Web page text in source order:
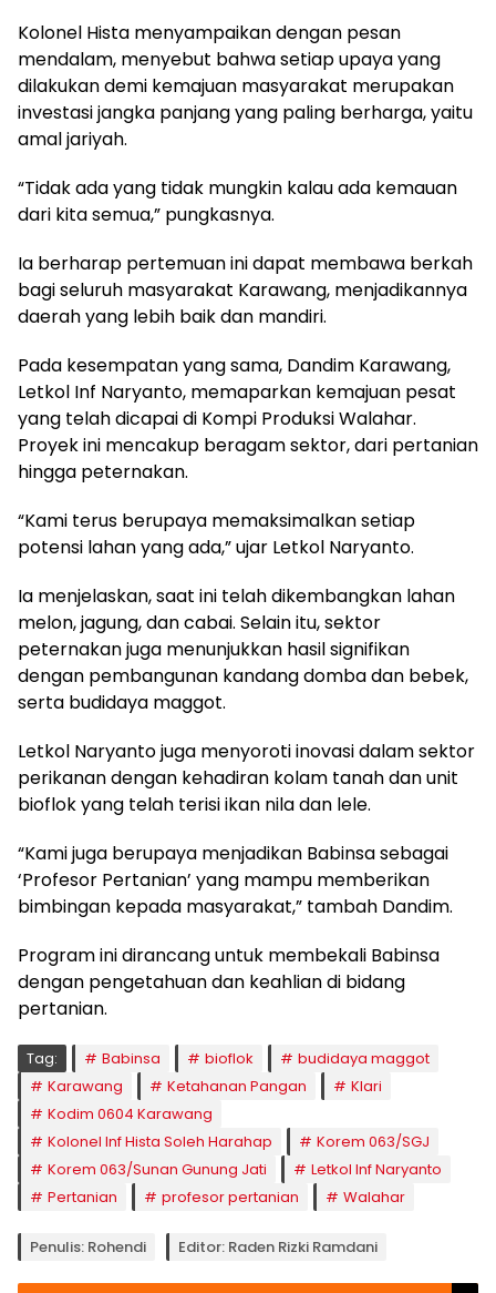
Kolonel Hista menyampaikan dengan pesan
mendalam, menyebut bahwa setiap upaya yang
dilakukan demi kemajuan masyarakat merupakan
investasi jangka panjang yang paling berharga, yaitu
amal jariyah.
“Tidak ada yang tidak mungkin kalau ada kemauan
dari kita semua,” pungkasnya.
Ia berharap pertemuan ini dapat membawa berkah
bagi seluruh masyarakat Karawang, menjadikannya
daerah yang lebih baik dan mandiri.
Pada kesempatan yang sama, Dandim Karawang,
Letkol Inf Naryanto, memaparkan kemajuan pesat
yang telah dicapai di Kompi Produksi Walahar.
Proyek ini mencakup beragam sektor, dari pertanian
hingga peternakan.
“Kami terus berupaya memaksimalkan setiap
potensi lahan yang ada,” ujar Letkol Naryanto.
Ia menjelaskan, saat ini telah dikembangkan lahan
melon, jagung, dan cabai. Selain itu, sektor
peternakan juga menunjukkan hasil signifikan
dengan pembangunan kandang domba dan bebek,
serta budidaya maggot.
Letkol Naryanto juga menyoroti inovasi dalam sektor
perikanan dengan kehadiran kolam tanah dan unit
bioflok yang telah terisi ikan nila dan lele.
“Kami juga berupaya menjadikan Babinsa sebagai
‘Profesor Pertanian’ yang mampu memberikan
bimbingan kepada masyarakat,” tambah Dandim.
Program ini dirancang untuk membekali Babinsa
dengan pengetahuan dan keahlian di bidang
pertanian.
Tag: Babinsa bioflok
budidaya maggot
Karawang
Ketahanan Pangan
Klari
Kodim 0604 Karawang
Kolonel Inf Hista Soleh Harahap
Korem 063/SGJ
Korem 063/Sunan Gunung Jati
Letkol Inf Naryanto
Pertanian
profesor pertanian Walahar
Penulis: Rohendi Editor: Raden Rizki Ramdani